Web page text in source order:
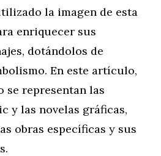
la imagen de esta
enriquecer sus
dotándolos de
En este artículo,
se representan las
y las novelas gráficas,
obras específicas y sus